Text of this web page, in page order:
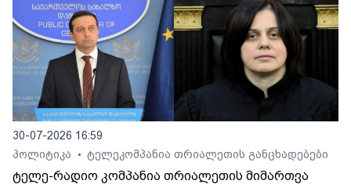
30-07-2026 16:59
პოლიტიკა
• ტელეკომპანია თრიალეთის განცხადებები
ტელე-რადიო კომპანია თრიალეთის მიმართვა